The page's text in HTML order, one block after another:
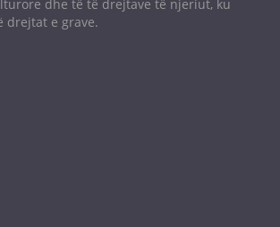
dhe të të drejtave të njeriut, ku
drejtat e grave.